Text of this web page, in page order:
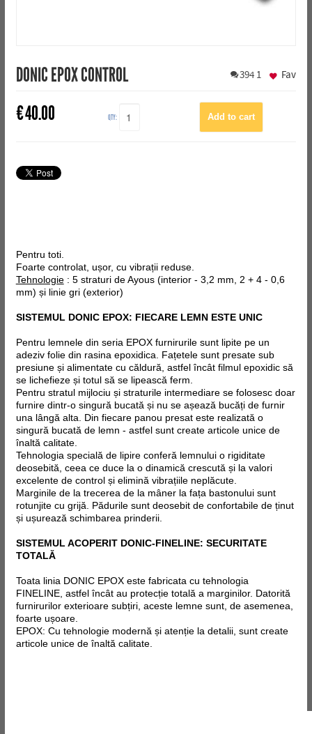
DONIC EPOX CONTROL 394 1
€40.00 QTY:
Fav
Pentru toti.
Foarte controlat, ușor, cu vibrații reduse.
Tehnologie: 5 straturi de Ayous (interior - 3,2 mm, 2 + 4 - 0,6
mm) și linie gri (exterior)
SISTEMUL DONIC EPOX: FIECARE LEMN ESTE UNIC
Pentru lemnele din seria EPOX furnirurile sunt lipite pe un
adeziv folie din rasina epoxidica. Fațetele sunt presate sub
presiune și alimentate cu căldură, astfel încât filmul epoxidic să
se lichefieze și totul să se lipească ferm.
Pentru stratul mijlociu și straturile intermediare se folosesc doar
furnire dintr-o singură bucată și nu se așează bucăți de furnir
una lângă alta. Din fiecare panou presat este realizată o
singură bucată de lemn - astfel sunt create articole unice de
înaltă calitate.
Tehnologia specială de lipire conferă lemnului o rigiditate
deosebită, ceea ce duce la o dinamică crescută și la valori
excelente de control și elimină vibrațiile neplăcute.
Marginile de la trecerea de la mâner la fața bastonului sunt
rotunjite cu grijă. Pădurile sunt deosebit de confortabile de ținut
și ușurează schimbarea prinderii.
SISTEMUL ACOPERIT DONIC-FINELINE: SECURITATE
TOTALĂ
Toata linia DONIC EPOX este fabricatacu tehnologia
FINELINE, astfel încât au protecție totală a marginilor. Datorită
furnirurilor exterioare subțiri, aceste lemne sunt, de asemenea,
foarte ușoare.
EPOX: Cu tehnologie modernă și atenție la detalii, sunt create
articole unice de înaltă calitate.